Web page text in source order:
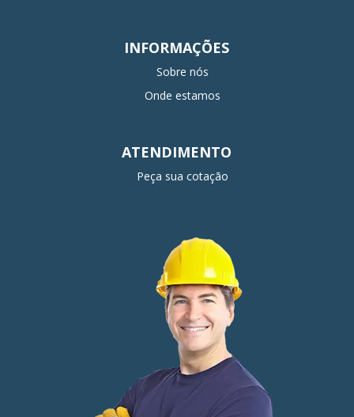
INFORMAÇÕES
Sobre nós
Onde estamos
ATENDIMENTO
Peça sua cotação